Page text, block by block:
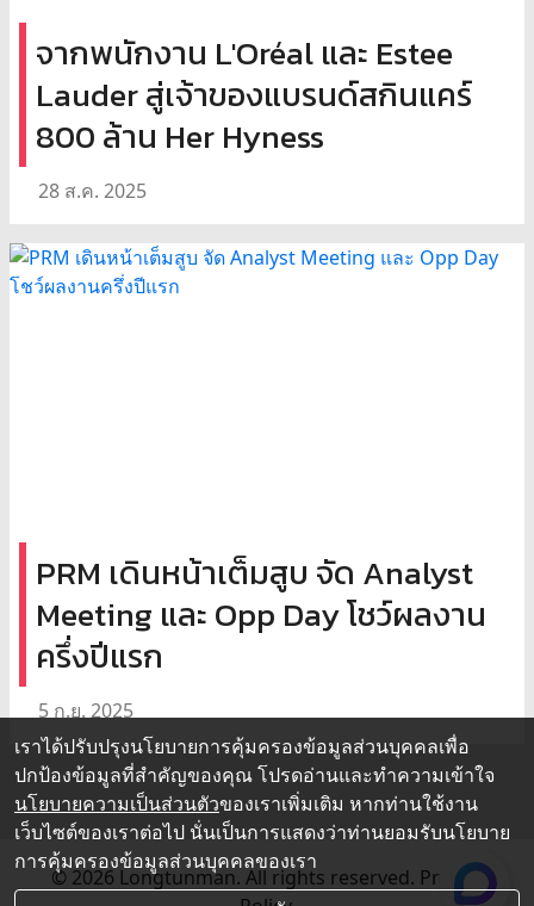
จากพนักงาน L'Oréal และ Estee
Lauder สู่เจ้าของแบรนด์สกินแคร์
800 ล้าน Her Hyness
28 ส.ค. 2025
PRM เดินหน้าเต็มสูบ จัด Analyst
Meeting และ Opp Day โชว์ผลงาน
ครึ่งปีแรก
5 ก.ย. 2025
© 2026 Longtunman. All rights reserved. Privacy
เราได้ปรับปรุงนโยบายการคุ้มครองข้อมูลส่วนบุคคลเพื่อ
ปกป้องข้อมูลที่สำคัญของคุณ โปรดอ่านและทำความเข้าใจ
นโยบายความเป็นส่วนตัวของเราเพิ่มเติม หากท่านใช้งาน
เว็บไซต์ของเราต่อไป นั่นเป็นการแสดงว่าท่านยอมรับนโยบาย
การคุ้มครองข้อมูลส่วนบุคคลของเรา